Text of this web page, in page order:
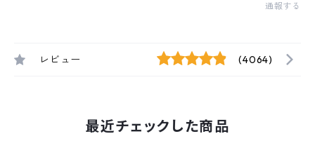
通報する
レビュー (4064)
最近チェックした商品